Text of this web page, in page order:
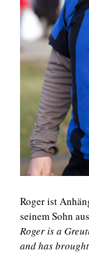
Roger ist
seinem Sohn
Roger is a
and has